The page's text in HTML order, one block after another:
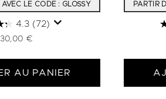
LE CODE : GLOSSY
4.3 (72)
30,00 €
AU PANIER
PARTIR